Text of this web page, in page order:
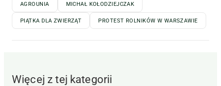
AGROUNIA MICHAŁ KOŁODZIEJCZAK
PIĄTKA DLA ZWIERZĄT PROTEST ROLNIKÓW W WARSZAWIE
Więcej z tej kategorii